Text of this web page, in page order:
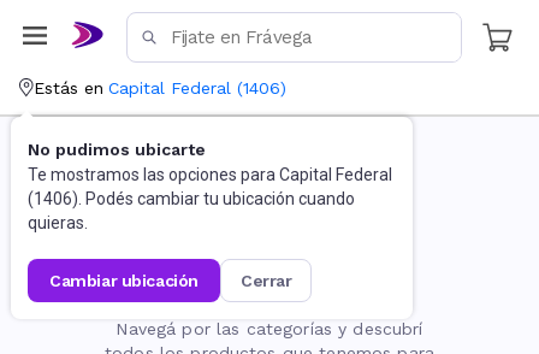
Estás en Capital Federal (1406)
No pudimos ubicarte
Te mostramos las opciones para Capital Federal
(1406). Podés cambiar tu ubicación cuando
quieras.
cambiar ubicación cerrar
La página no existe
Navegá por las categorías y descubrí